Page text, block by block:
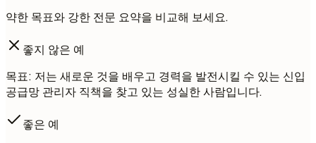
약한 목표와 강한 전문 요약을 비교해 보세요.
좋지 않은 예
목표: 저는 새로운 것을 배우고 경력을 발전시킬 수 있는 신입
공급망 관리자 직책을 찾고 있는 성실한 사람입니다.
좋은 예